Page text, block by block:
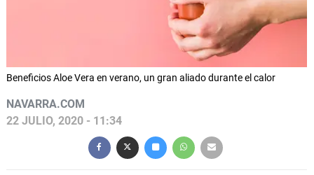
Beneficios Aloe Vera en verano, un gran aliado durante el calor
NAVARRA.COM
22 JULIO, 2020 - 11:34